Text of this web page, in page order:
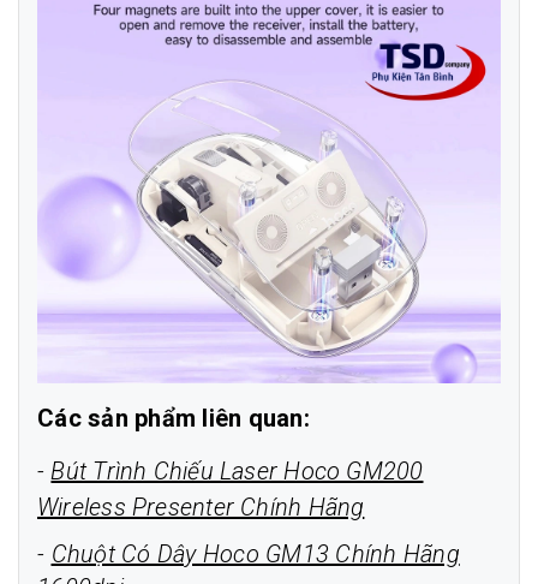
Các sản phẩm liên quan:
-Bút Trình Chiếu Laser Hoco GM200
Wireless Presenter Chính Hãng
- Chuột Có Dây Hoco GM13 Chính Hãng